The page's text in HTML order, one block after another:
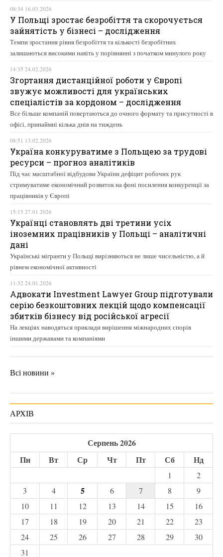
08:34 16.03.2026
У Польщі зростає безробіття та скорочується
зайнятість у бізнесі – дослідження
Темпи зростання рівня безробіття та кількості безробітних
залишаються високими навіть у порівнянні з початком минулого року
14:35 24.02.2026
Згортання дистанційної роботи у Європі
звужує можливості для українських
спеціалістів за кордоном – дослідження
Все більше компаній повертаються до очного формату та присутності в
офісі, принаймні кілька днів на тиждень
08:51 13.02.2026
Україна конкуруватиме з Польщею за трудові
ресурси – прогноз аналітиків
Під час масштабної відбудови України дефіцит робочих рук
стримуватиме економічний розвиток на фоні посилення конкуренції за
працівників у Європі
15:15 27.01.2026
Українці становлять дві третини усіх
іноземних працівників у Польщі – аналітичні
дані
Українські мігранти у Польщі вирізняються не лише чисельністю, а й
рівнем економічної активності
11:32 24.01.2026
Адвокати Investment Lawyer Group підготували
серію безкоштовних лекцій щодо компенсації
збитків бізнесу від російської агресії
На лекціях наводяться приклади вирішення міжнародних спорів
іншими державами та компаніями
Всі новини »
АРХІВ
Серпень 2026
Пн
Вт Ср Чт Пт Сб Нд
1
2
3
4 5 6 7 8
9
10
11 12 13 14 15
16
17
18 19 20 21 22
23
24
25 26 27 28 29
30
31